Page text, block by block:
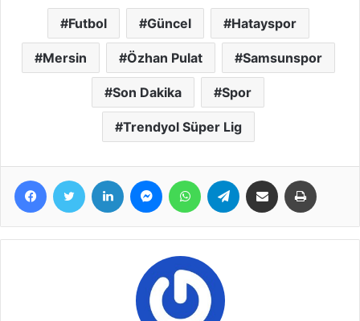
Futbol Güncel Hatayspor
Mersin Özhan Pulat Samsunspor
Son Dakika Spor
Trendyol Süper Lig
FacebookTwitter LinkedIn MessengerWhatsAppTelegram E-Posta ile paylaş